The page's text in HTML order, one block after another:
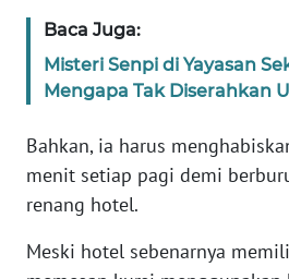
Baca Juga:
Misteri Senpi di Yayasan
Mengapa Tak Diserahkan
Bahkan, ia harus
menit setiap pagi demi
renang hotel.
Meski hotel sebenarnya
WN
JAKARTA
JABAR
BANTEN
WN